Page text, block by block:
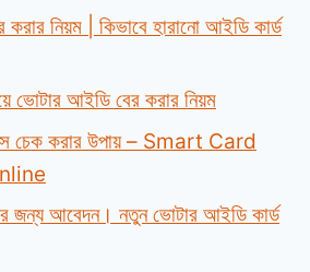
করার নিয়ম | কিভাবে হারানো আইডি কার্ড
ভোটার আইডি বের করার নিয়ম
চেক করার উপায় – Smart Card
জন্য আবেদন। নতুন ভোটার আইডি কার্ড